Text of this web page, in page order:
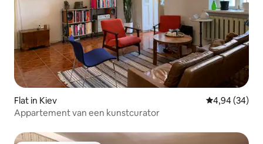
Flat in Kiev Gemiddelde
4,94 (34)
Appartement van een kunstcurator